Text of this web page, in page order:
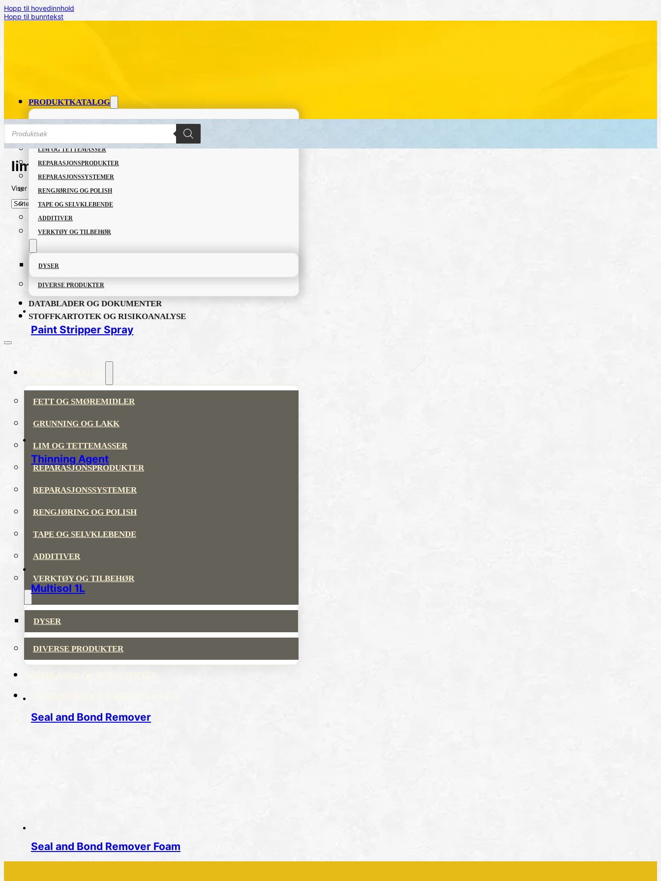
Hopp til hovedinnhold
Hopp til bunntekst
PRODUKTKATALOG
GRUNNING OG LAKK
LIM OG TETTEMASSER
REPARASJONSPRODUKTER
REPARASJONSSYSTEMER
RENGJØRING OG POLISH
TAPE OG SELVKLEBENDE
ADDITIVER
VERKTØY OG TILBEHØR
DYSER
DIVERSE PRODUKTER
DATABLADER OG DOKUMENTER
STOFFKARTOTEK OG RISIKOANALYSE
FETT OG SMØREMIDLER
GRUNNING OG LAKK
LIM OG TETTEMASSER
REPARASJONSPRODUKTER
REPARASJONSSYSTEMER
RENGJØRING OG POLISH
TAPE OG SELVKLEBENDE
ADDITIVER
VERKTØY OG TILBEHØR
DYSER
DIVERSE PRODUKTER
STOFFKARTOTEK OG RISIKOANALYSE
Products
search
limrester
Viser alle 5 resultater Sortert
etter
nyeste
Paint Stripper Spray
Thinning Agent
Multisol 1L
Seal and Bond Remover
Seal and Bond Remover Foam